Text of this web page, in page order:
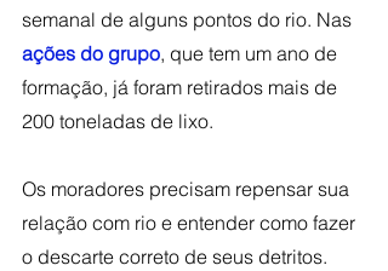
semanal de alguns pontos do rio. Nas
ações do grupo, que tem um ano de
formação, já foram retirados mais de
200 toneladas de lixo.
Os moradores precisam repensar sua
relação com rio e entender como fazer
o descarte correto de seus detritos.